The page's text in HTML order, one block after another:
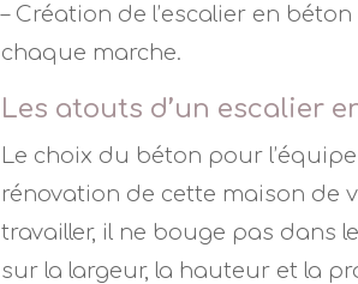
– Création de l’escalier en
chaque marche.
Les atouts d’un escalier
Le choix du béton pour
rénovation de cette maison de
travailler, il ne bouge pas dans
sur la largeur, la hauteur et la